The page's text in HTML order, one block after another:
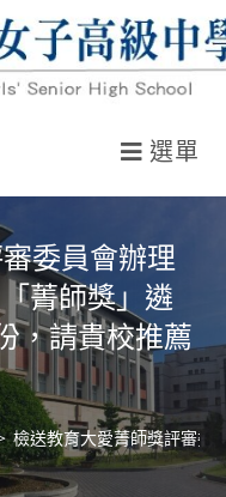
選單
委員會辦理
菁師獎」遴
，請貴校推薦
檢送教育大愛菁師獎評審委